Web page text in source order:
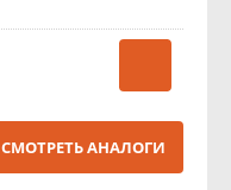
СМОТРЕТЬ АНАЛОГИ